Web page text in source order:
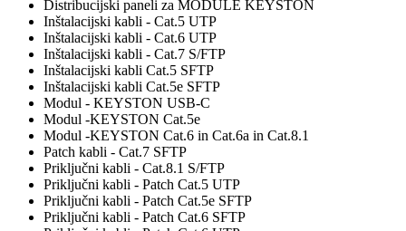
Distribucijski paneli za MODULE KEYSTON
Inštalacijski kabli - Cat.5 UTP
Inštalacijski kabli - Cat.6 UTP
Inštalacijski kabli - Cat.7 S/FTP
Inštalacijski kabli Cat.5 SFTP
Inštalacijski kabli Cat.5e SFTP
Modul - KEYSTON USB-C
Modul -KEYSTON Cat.5e
Modul -KEYSTON Cat.6 in Cat.6a in Cat.8.1
Patch kabli - Cat.7 SFTP
Priključni kabli - Cat.8.1 S/FTP
Priključni kabli - Patch Cat.5 UTP
Priključni kabli - Patch Cat.5e SFTP
Priključni kabli - Patch Cat.6 SFTP